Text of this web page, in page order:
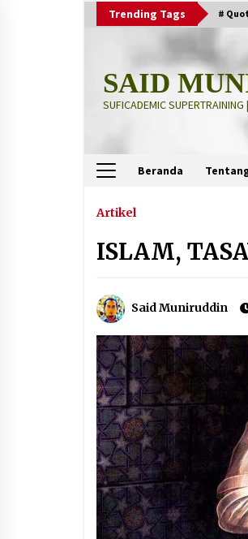
Trending Tags #
SAID
SUFICADEMIC
Beranda
Terbaru
“Pohon
Hidup
3
Menjadi
Beretika
3
Said
Motivasi
Disdikbud
4
Artikel
ISLAM,
Said Muniruddin